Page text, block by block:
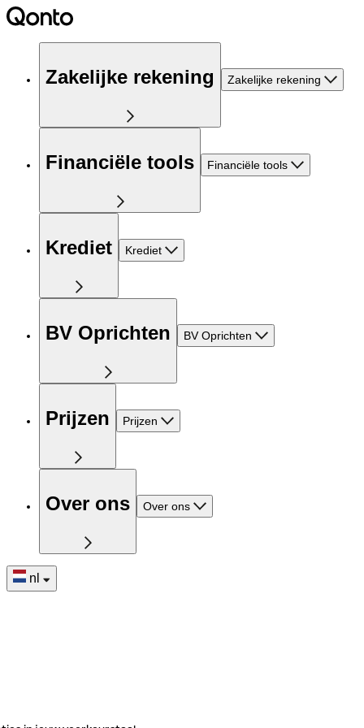
Zakelijke rekening Zakelijke rekening
Financiële tools Financiële tools
Krediet Krediet
BV Oprichten BV Oprichten
Prijzen Prijzen
Over ons Over ons
nl